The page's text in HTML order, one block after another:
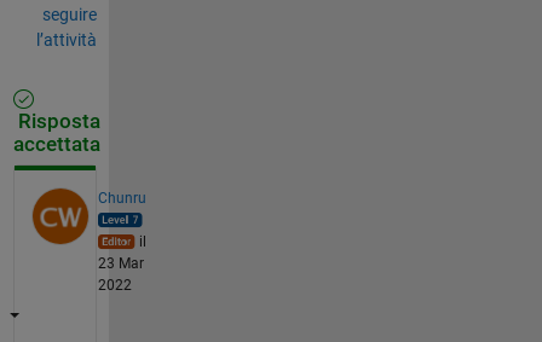
seguire
l’attività
Risposta
accettata
Chunru
il
23 Mar
2022